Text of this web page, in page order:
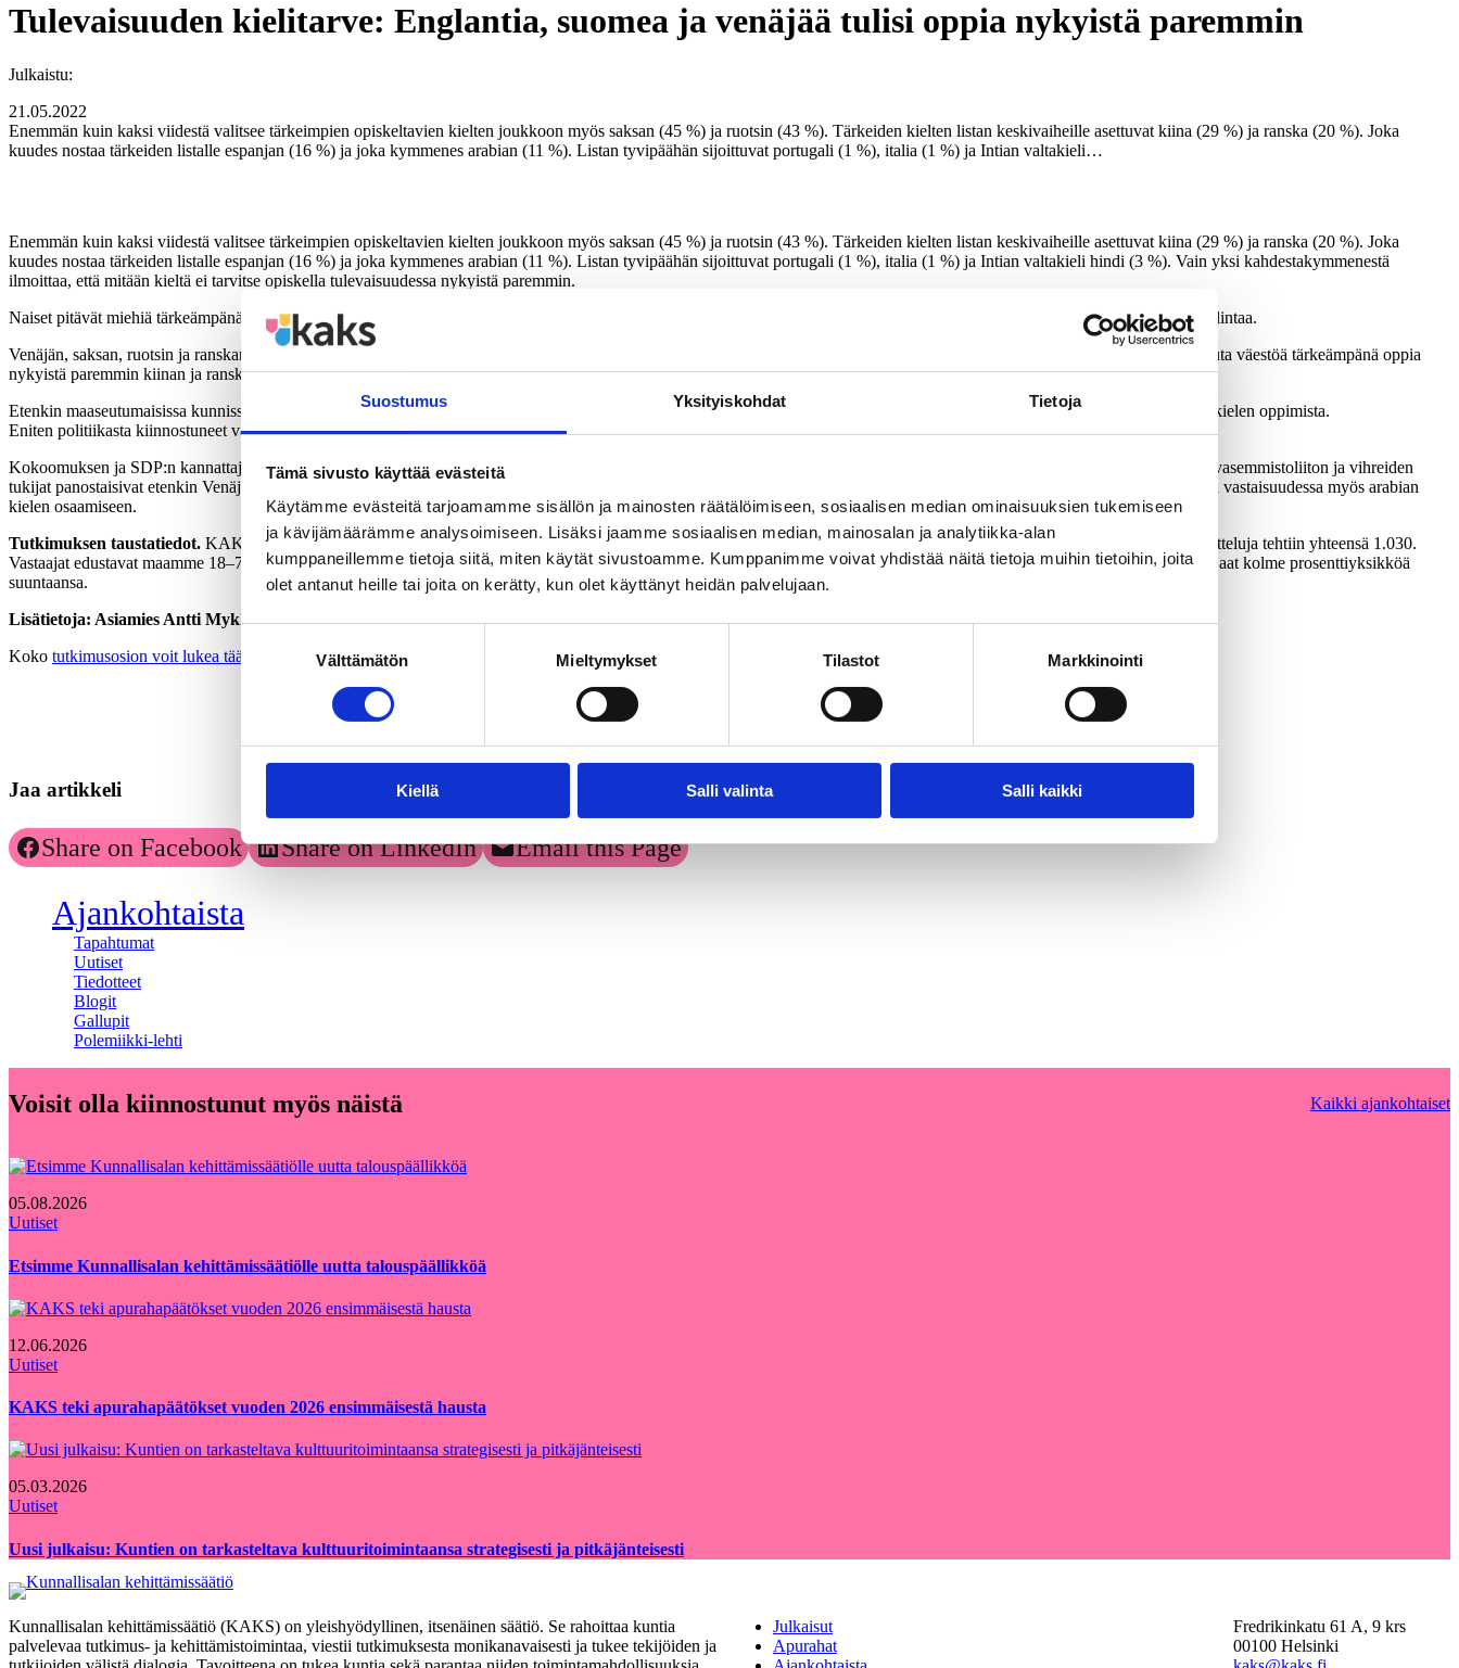
Suostumus Yksityiskohdat Tietoja
Tämä sivusto käyttää evästeitä
Käytämme evästeitä tarjoamamme sisällön ja mainosten räätälöimiseen, sosiaalisen median ominaisuuksien tukemiseen
ja kävijämäärämme analysoimiseen. Lisäksi jaamme sosiaalisen median, mainosalan ja analytiikka-alan
kumppaneillemme tietoja siitä, miten käytät sivustoamme. Kumppanimme voivat yhdistää näitä tietoja muihin tietoihin, joita
olet antanut heille tai joita on kerätty, kun olet käyttänyt heidän palvelujaan.
valinta
Välttämätön Mieltymykset Tilastot Markkinointi
Kiellä Salli valinta Salli kaikki
Tulevaisuuden kielitarve: Englantia, suomea ja venäjää tulisi oppia nykyistä paremmin
Julkaistu:
21.05.2022
Enemmän kuin kaksi viidestä valitsee tärkeimpien opiskeltavien kielten joukkoon myös saksan (45 %) ja ruotsin (43 %). Tärkeiden kielten listan keskivaiheille asettuvat kiina (29 %) ja ranska (20 %). Joka
kuudes nostaa tärkeiden listalle espanjan (16 %) ja joka kymmenes arabian (11 %). Listan tyvipäähän sijoittuvat portugali (1 %), italia (1 %) ja Intian valtakieli…
Enemmän kuin kaksi viidestä valitsee tärkeimpien opiskeltavien kielten joukkoon myös saksan (45 %) ja ruotsin (43 %). Tärkeiden kielten listan keskivaiheille asettuvat kiina (29 %) ja ranska (20 %). Joka
kuudes nostaa tärkeiden listalle espanjan (16 %) ja joka kymmenes arabian (11 %). Listan tyvipäähän sijoittuvat portugali (1 %), italia (1 %) ja Intian valtakieli hindi (3 %). Vain yksi kahdestakymmenestä
ilmoittaa, että mitään kieltä ei tarvitse opiskella tulevaisuudessa nykyistä paremmin.
Naiset pitävät miehiä tärkeämpänä osata paremmin venäjää, ruotsia, ranskaa ja arabiaa. Miesten keskuudessa on naisia enemmän niitä, jotka arvostavat kiinan ja hindin kielen hallintaa.
Venäjän, saksan, ruotsin ja ranskan kielten hallinnan kehittäminen saa sitä enemmän kannatusta mitä ikääntyneempiä väestöryhmiä tarkastellaan. Korkeasti koulutetut pitävät muuta väestöä tärkeämpänä oppia
nykyistä paremmin kiinan ja ranskan kieltä.
Etenkin maaseutumaisissa kunnissa korostettiin suomen, englannin ja venäjän kielen hallintaa. Pääkaupunkiseudulla ja Uudellamaalla asuvat tähdentävät muita enemmän kiinan kielen oppimista.
Eniten politiikasta kiinnostuneet vastaajat korostivat arabiaa lukuun ottamatta kaikkien muiden kielten oppisen merkitystä politikasta vähemmän kiinnostuneita enemmän.
Kokoomuksen ja SDP:n kannattajat pitävät muita tärkeämpänä englannin kielen parantamista. Keskustan tukijat korostavat muita enemmän suomen kielen hallintaa. Keskustan, vasemmistoliiton ja vihreiden
tukijat panostaisivat etenkin Venäjän kielen parempaan osaamisen. Vihreiden kannattajat korostavat kiinan kielen tärkeyttä. Osa vihreiden ja vasemmistoliiton tukijoista panostaisi vastaisuudessa myös arabian
kielen osaamiseen.
Tutkimuksen taustatiedot. KAKS- Kunnallisalan kehittämissäätiön tutkimuksen toteutti Kantar TNS Oy. Tutkimusaineisto on koottu Gallup Kanavalla 28.1.- 2.2.2022. Haastatteluja tehtiin yhteensä 1.030.
Vastaajat edustavat maamme 18–79 vuotta täyttänyttä väestöä Ahvenanmaata lukuun ottamatta. Tutkimuksen tulosten virhemarginaali on koko aineiston tasolla suurimmillaan vajaat kolme prosenttiyksikköä
suuntaansa.
Lisätietoja: Asiamies Antti Mykkänen, 0400-570087.
Koko tutkimusosion voit lukea täältä.
Jaa artikkeli
Share on Facebook Share on LinkedIn Email this Page
Ajankohtaista
Tapahtumat
Uutiset
Tiedotteet
Blogit
Gallupit
Polemiikki-lehti
Voisit olla kiinnostunut myös näistä Kaikki ajankohtaiset
05.08.2026
Uutiset
Etsimme Kunnallisalan kehittämissäätiölle uutta talouspäällikköä
12.06.2026
Uutiset
KAKS teki apurahapäätökset vuoden 2026 ensimmäisestä hausta
05.03.2026
Uutiset
Uusi julkaisu: Kuntien on tarkasteltava kulttuuritoimintaansa strategisesti ja pitkäjänteisesti
Kunnallisalan kehittämissäätiö (KAKS) on yleishyödyllinen, itsenäinen säätiö. Se rahoittaa kuntia
palvelevaa tutkimus- ja kehittämistoimintaa, viestii tutkimuksesta monikanavaisesti ja tukee tekijöiden ja
Julkaisut
Apurahat
Fredrikinkatu 61 A, 9 krs
00100 Helsinki